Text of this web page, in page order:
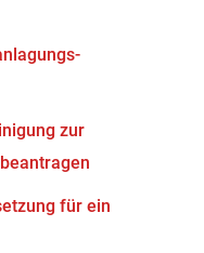
zur
für ein